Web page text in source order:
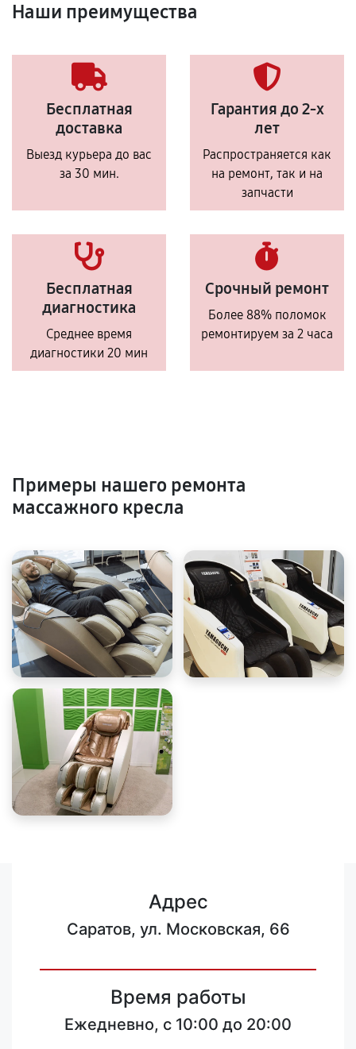
Наши преимущества
Бесплатная
доставка
Выезд курьера до вас
за 30 мин.
Гарантия до 2-х
лет
Распространяется как
на ремонт, так и на
запчасти
Бесплатная
диагностика
Среднее время
диагностики 20 мин
Срочный ремонт
Более 88% поломок
ремонтируем за 2 часа
Примеры нашего ремонта
массажного кресла
Адрес
Саратов, ул. Московская, 66
Время работы
Ежедневно, с 10:00 до 20:00